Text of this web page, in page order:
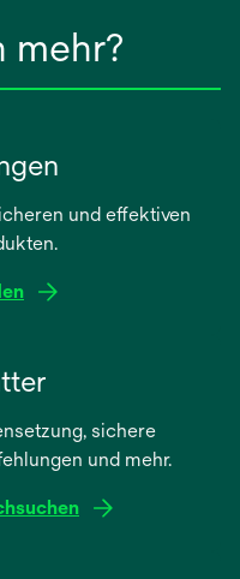
mehr?
und effektiven
sichere
und mehr.